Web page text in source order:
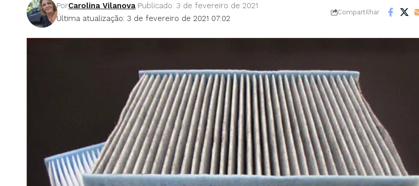
Última atualização: 3 de fevereiro de 2021 07:02
PorCarolina Vilanova Publicado: 3 de fevereiro de 2021
Compartilhar